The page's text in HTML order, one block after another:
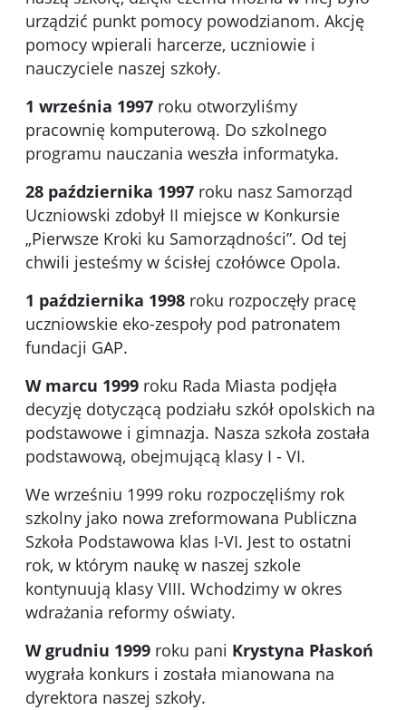
urządzić punkt pomocy powodzianom. Akcję
pomocy wpierali harcerze, uczniowie i
nauczyciele naszej szkoły.
1 września 1997 roku otworzyliśmy
pracownię komputerową. Do szkolnego
programu nauczania weszła informatyka.
28 października 1997 roku nasz Samorząd
Uczniowski zdobył II miejsce w Konkursie
„Pierwsze Kroki ku Samorządności”. Od tej
chwili jesteśmy w ścisłej czołówce Opola.
1 października 1998 roku rozpoczęły pracę
uczniowskie eko-zespoły pod patronatem
fundacji GAP.
W marcu 1999 roku Rada Miasta podjęła
decyzję dotyczącą podziału szkół opolskich na
podstawowe i gimnazja. Nasza szkoła została
podstawową, obejmującą klasy I - VI.
We wrześniu 1999 roku rozpoczęliśmy rok
szkolny jako nowa zreformowana Publiczna
Szkoła Podstawowa klas I-VI. Jest to ostatni
rok, w którym naukę w naszej szkole
kontynuują klasy VIII. Wchodzimy w okres
wdrażania reformy oświaty.
W grudniu 1999 roku pani Krystyna Płaskoń
wygrała konkurs i została mianowana na
dyrektora naszej szkoły.